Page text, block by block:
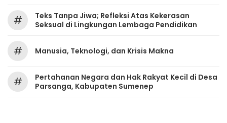
#
Teks Tanpa Jiwa; Refleksi Atas Kekerasan
Seksual di Lingkungan Lembaga Pendidikan
# Manusia, Teknologi, dan Krisis Makna
#
Pertahanan Negara dan Hak Rakyat Kecil di Desa
Parsanga, Kabupaten Sumenep